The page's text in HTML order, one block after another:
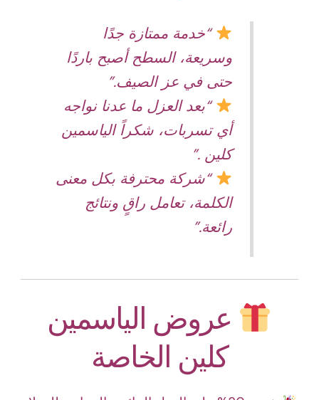
“خدمة ممتازة جدًا
وسريعة، السطح أصبح باردًا
حتى في عز الصيف.”
“بعد العزل ما عدنا نواجه
أي تسربات، شكراً الياسمين
كلين .”
“شركة محترفة بكل معنى
الكلمة، تعامل راقٍ ونتائج
رائعة.”
عروض الياسمين
كلين الخاصة